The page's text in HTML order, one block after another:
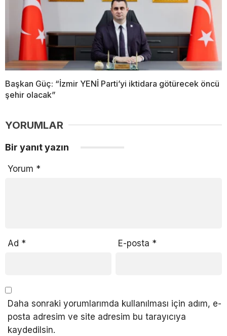
Başkan Güç: “İzmir YENİ Parti’yi iktidara götürecek öncü
şehir olacak”
YORUMLAR
Bir yanıt yazın
Yorum *
Ad * E-posta *
Daha sonraki yorumlarımda kullanılması için adım, e-
posta adresim ve site adresim bu tarayıcıya
kaydedilsin.